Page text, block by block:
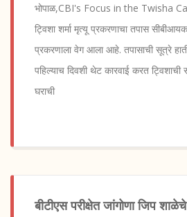
भोपाळ,CBI's Focus in the Twisha
ट्विशा शर्मा मृत्यू प्रकरणाचा तपास
प्रकरणाला वेग आला आहे. तपासाची सूत्रे
पहिल्याच दिवशी थेट कारवाई करत ट्विशाची
घराची
बीटीएस परीक्षेत जांगोणा जिप शाळेचे